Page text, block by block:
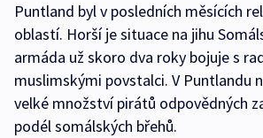
Puntland byl v posledních měsících
oblastí. Horší je situace na jihu
armáda už skoro dva roky bojuje s
muslimskými povstalci. V Puntlandu
velké množství pirátů odpovědných
podél somálských břehů.